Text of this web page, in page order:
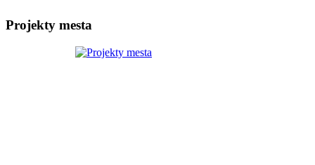
Projekty mesta